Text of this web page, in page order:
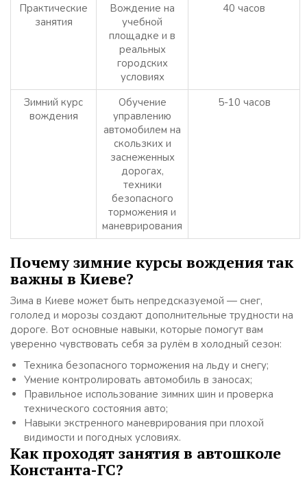
Практические
занятия
Вождение на
учебной
площадке и в
реальных
городских
условиях
40 часов
Зимний курс
вождения
Обучение
управлению
автомобилем на
скользких и
заснеженных
дорогах,
техники
безопасного
торможения и
маневрирования
5-10 часов
Почему зимние курсы вождения так
важны в Киеве?
Зима в Киеве может быть непредсказуемой — снег,
гололед и морозы создают дополнительные трудности на
дороге. Вот основные навыки, которые помогут вам
уверенно чувствовать себя за рулём в холодный сезон:
Техника безопасного торможения на льду и снегу;
Умение контролировать автомобиль в заносах;
Правильное использование зимних шин и проверка
технического состояния авто;
Навыки экстренного маневрирования при плохой
видимости и погодных условиях.
Как проходят занятия в автошколе
Константа-ГС?